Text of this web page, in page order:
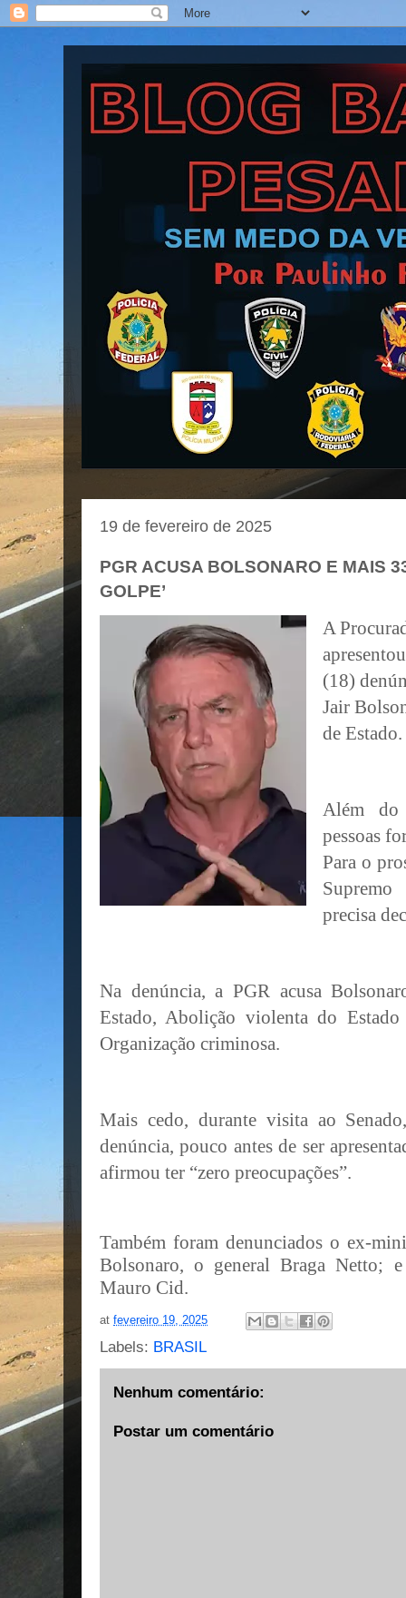
Blog Barra Pesada
19 de fevereiro de 2025
PGR ACUSA BOLSONARO E MAIS
GOLPE’
A
(18)
Jair
de Estado.
Além do
pessoas
Para o
precisa
Na denúncia, a PGR acusa
Estado, Abolição violenta do
Organização criminosa.
Mais cedo, durante visita ao
denúncia, pouco antes de ser
afirmou ter “zero preocupações”.
Também foram denunciados o ex-
Bolsonaro, o general Braga Netto;
Mauro Cid.
at fevereiro 19, 2025
Labels: BRASIL
Nenhum comentário:
Postar um comentário